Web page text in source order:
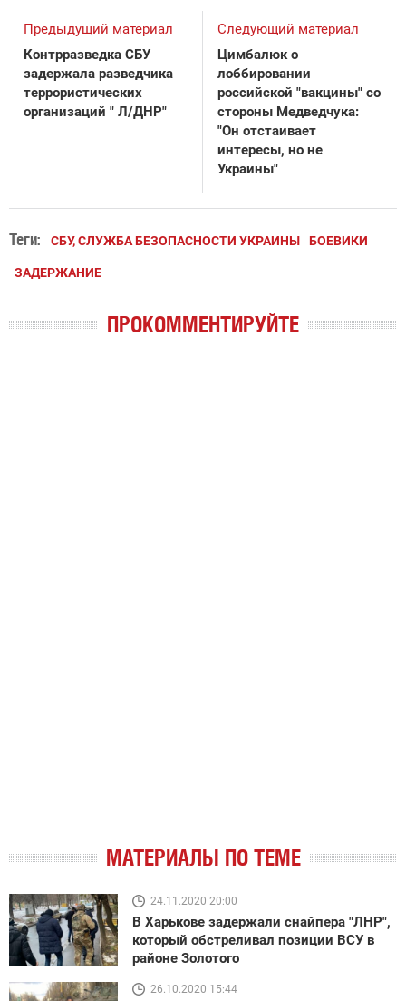
Предыдущий материал
Контрразведка СБУ
задержала разведчика
террористических
организаций " Л/ДНР"
Следующий материал
Цимбалюк о
лоббировании
российской "вакцины" со
стороны Медведчука:
"Он отстаивает
интересы, но не
Украины"
Теги: СБУ, СЛУЖБА БЕЗОПАСНОСТИ УКРАИНЫ БОЕВИКИ
ЗАДЕРЖАНИЕ
ПРОКОММЕНТИРУЙТЕ
МАТЕРИАЛЫ ПО ТЕМЕ
24.11.2020 20:00
В Харькове задержали снайпера "ЛНР",
который обстреливал позиции ВСУ в
районе Золотого
26.10.2020 15:44